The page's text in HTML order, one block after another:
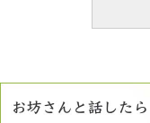
れました。 母は、
から言い出したとい
り絞って傷付いたこ